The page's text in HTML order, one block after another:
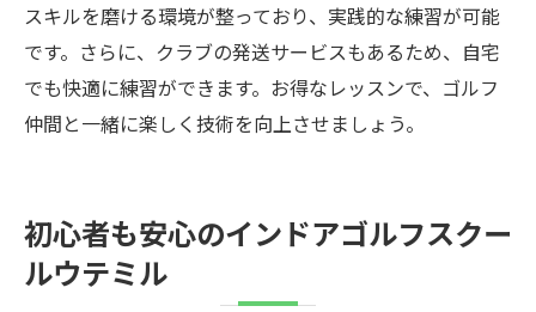
スキルを磨ける環境が整っており、実践的な練習が可能
です。さらに、クラブの発送サービスもあるため、自宅
でも快適に練習ができます。お得なレッスンで、ゴルフ
仲間と一緒に楽しく技術を向上させましょう。
初心者も安心のインドアゴルフスクー
ルウテミル